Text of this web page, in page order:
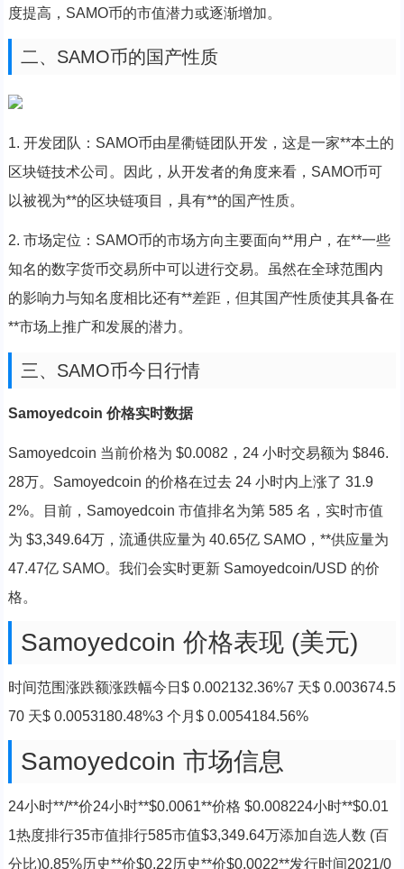
度提高，SAMO币的市值潜力或逐渐增加。
二、SAMO币的国产性质
1. 开发团队：SAMO币由星衢链团队开发，这是一家**本土的
区块链技术公司。因此，从开发者的角度来看，SAMO币可
以被视为**的区块链项目，具有**的国产性质。
2. 市场定位：SAMO币的市场方向主要面向**用户，在**一些
知名的数字货币交易所中可以进行交易。虽然在全球范围内
的影响力与知名度相比还有**差距，但其国产性质使其具备在
**市场上推广和发展的潜力。
三、SAMO币今日行情
Samoyedcoin 价格实时数据
Samoyedcoin 当前价格为 $0.0082，24 小时交易额为 $846.
28万。Samoyedcoin 的价格在过去 24 小时内上涨了 31.9
2%。目前，Samoyedcoin 市值排名为第 585 名，实时市值
为 $3,349.64万，流通供应量为 40.65亿 SAMO，**供应量为
47.47亿 SAMO。我们会实时更新 Samoyedcoin/USD 的价
格。
Samoyedcoin 价格表现 (美元)
时间范围涨跌额涨跌幅今日$ 0.002132.36%7 天$ 0.003674.5
70 天$ 0.0053180.48%3 个月$ 0.0054184.56%
Samoyedcoin 市场信息
24小时**/**价24小时**$0.0061**价格 $0.008224小时**$0.01
1热度排行35市值排行585市值$3,349.64万添加自选人数 (百
分比)0.85%历史**价$0.22历史**价$0.0022**发行时间2021/0